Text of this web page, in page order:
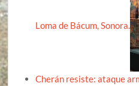
Loma de Bácum, Sonora.
Cherán resiste: ataque